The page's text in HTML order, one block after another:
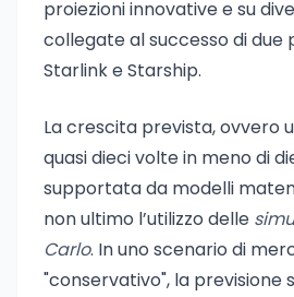
proiezioni innovative e su
collegate al successo di due
Starlink e Starship.
La crescita prevista, ovvero
quasi dieci volte in meno di
supportata da modelli
non ultimo l’utilizzo delle
Carlo. In uno scenario di
"conservativo", la previsione